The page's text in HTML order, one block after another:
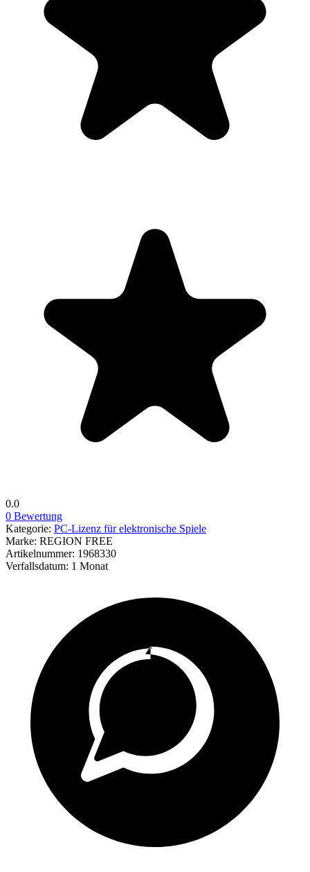
0.0
0 Bewertung
Kategorie: PC-Lizenz für elektronische Spiele
Marke: REGION FREE
Artikelnummer: 1968330
Verfallsdatum: 1 Monat